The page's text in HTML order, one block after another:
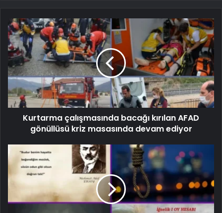
Kurtarma çalışmasında bacağı kırılan AFAD
gönüllüsü kriz masasında devam ediyor